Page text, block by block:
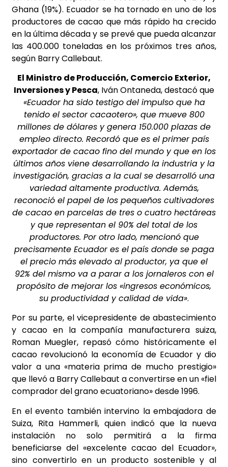
Ghana (19%). Ecuador se ha tornado en uno de los
productores de cacao que más rápido ha crecido
en la última década y se prevé que pueda alcanzar
las 400.000 toneladas en los próximos tres años,
según Barry Callebaut.
El Ministro de Producción, Comercio Exterior,
Inversiones y Pesca, Iván Ontaneda, destacó que
«Ecuador ha sido testigo del impulso que ha
tenido el sector cacaotero», que mueve 800
millones de dólares y genera 150.000 plazas de
empleo directo. Recordó que es el primer país
exportador de cacao fino del mundo y que en los
últimos años viene desarrollando la industria y la
investigación, gracias a la cual se desarrolló una
variedad altamente productiva. Además,
reconoció el papel de los pequeños cultivadores
de cacao en parcelas de tres o cuatro hectáreas
y que representan el 90% del total de los
productores. Por otro lado, mencionó que
precisamente Ecuador es el país donde se paga
el precio más elevado al productor, ya que el
92% del mismo va a parar a los jornaleros con el
propósito de mejorar los «ingresos económicos,
su productividad y calidad de vida».
Por su parte, el vicepresidente de abastecimiento
y cacao en la compañía manufacturera suiza,
Roman Muegler, repasó cómo históricamente el
cacao revolucionó la economía de Ecuador y dio
valor a una «materia prima de mucho prestigio»
que llevó a Barry Callebaut a convertirse en un «fiel
comprador del grano ecuatoriano» desde 1996.
En el evento también intervino la embajadora de
Suiza, Rita Hammerli, quien indicó que la nueva
instalación no solo permitirá a la firma
beneficiarse del «excelente cacao del Ecuador»,
sino convertirlo en un producto sostenible y al